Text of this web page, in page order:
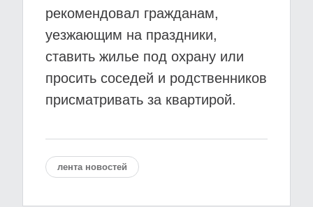
рекомендовал гражданам,
уезжающим на праздники,
ставить жилье под охрану или
просить соседей и родственников
присматривать за квартирой.
лента новостей